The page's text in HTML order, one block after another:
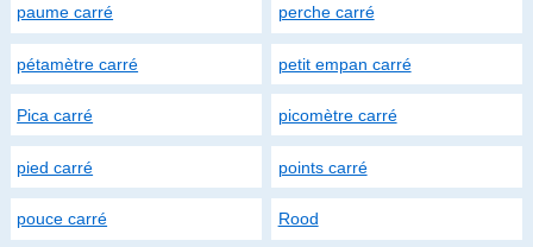
paume carré perche carré
pétamètre carré petit empan carré
Pica carré picomètre carré
pied carré points carré
pouce carré Rood